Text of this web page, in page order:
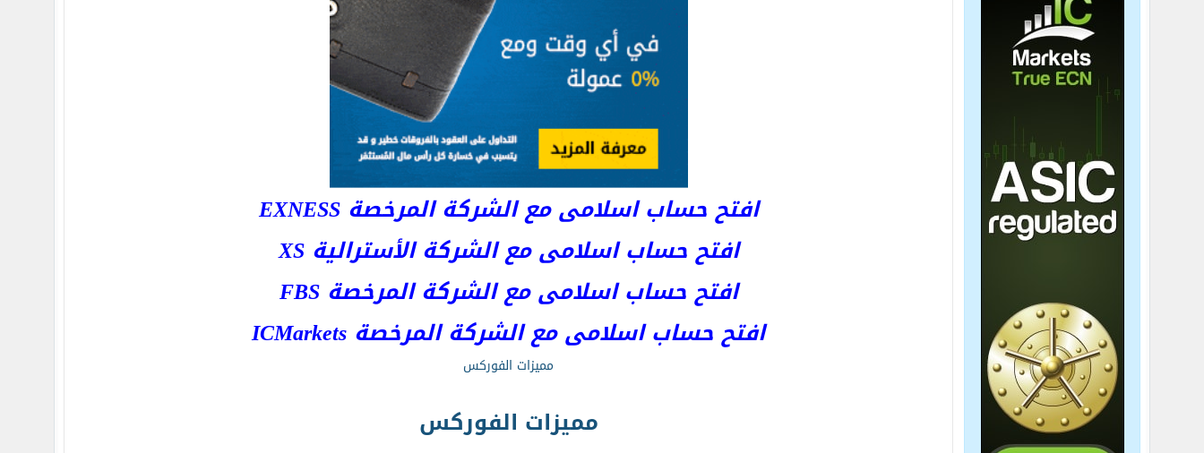
افتح حساب اسلامى مع الشركة المرخصة EXNESS
افتح حساب اسلامى مع الشركة الأسترالية XS
افتح حساب اسلامى مع الشركة المرخصة FBS
افتح حساب اسلامى مع الشركة المرخصة ICMarkets
مميزات الفوركس
مميزات الفوركس